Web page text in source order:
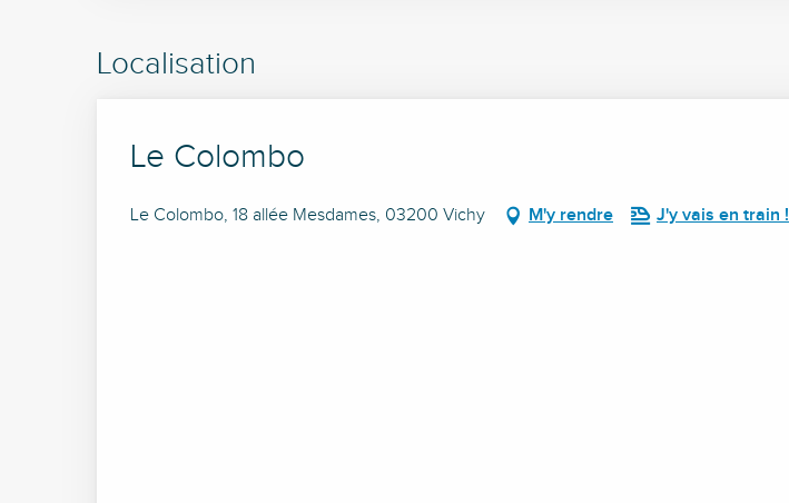
Localisation
Le Colombo
Le Colombo, 18 allée Mesdames, 03200 Vichy M'y rendre J'y vais en train !